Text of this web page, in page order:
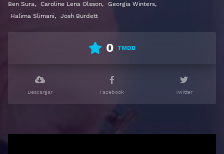
español latino, subtitulado, castellano
Ben Sura, Caroline Lena Olsson, Georgia Winters,
Halima Slimani, Josh Burdett
0 TMDB
Descargar Facebook Twitter